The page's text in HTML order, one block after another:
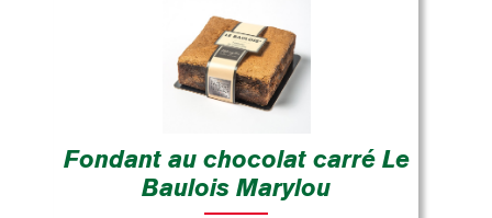
Fondant au chocolat carré Le
Baulois Marylou